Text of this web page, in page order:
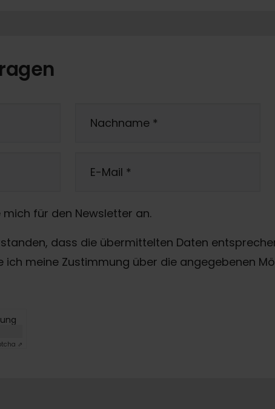
Nachname *
E-Mail *
für den Newsletter an.
dass die übermittelten Daten
ich meine Zustimmung über die angegebenen
⇗